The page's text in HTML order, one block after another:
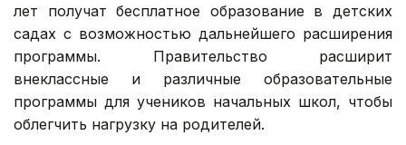
лет получат бесплатное образование в детских
садах с возможностью дальнейшего расширения
программы. Правительство расширит
внеклассные и различные образовательные
программы для учеников начальных школ, чтобы
облегчить нагрузку на родителей.